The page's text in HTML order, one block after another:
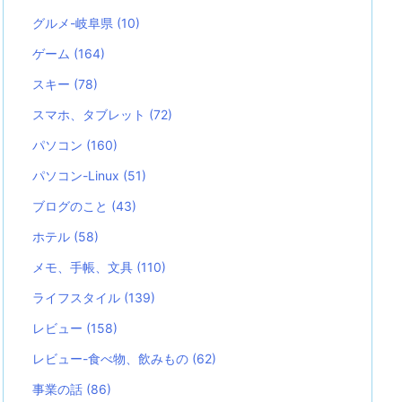
グルメ-岐阜県 (10)
ゲーム (164)
スキー (78)
スマホ、タブレット (72)
パソコン (160)
パソコン-Linux (51)
ブログのこと (43)
ホテル (58)
メモ、手帳、文具 (110)
ライフスタイル (139)
レビュー (158)
レビュー-食べ物、飲みもの (62)
事業の話 (86)